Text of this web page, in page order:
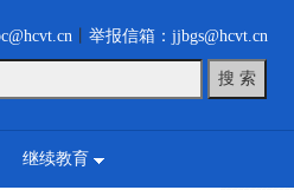
举报信箱：jjbgs@hcvt.cn
继续教育